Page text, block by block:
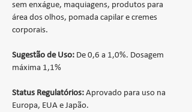
sem enxágue, maquiagens, produtos para
área dos olhos, pomada capilar e cremes
corporais.
Sugestão de Uso: De 0,6 a 1,0%. Dosagem
máxima 1,1%
Status Regulatórios: Aprovado para uso na
Europa, EUA e Japão.